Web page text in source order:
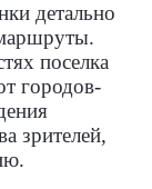
детально
поселка
городов-
зрителей,